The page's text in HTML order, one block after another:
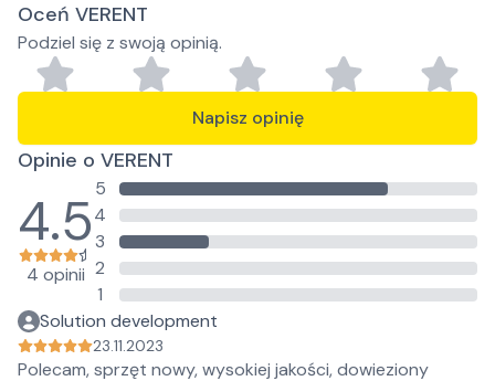
Oceń VERENT
Podziel się z swoją opinią.
Napisz opinię
Opinie o VERENT
4.5
4 opinii
5
4
3
2
1
Solution development
23.11.2023
Polecam, sprzęt nowy, wysokiej jakości, dowieziony